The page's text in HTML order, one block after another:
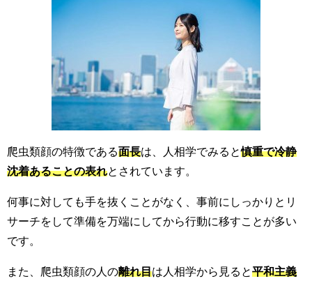
爬虫類顔の特徴である面長は、人相学でみると慎重で冷静
沈着あることの表れとされています。
何事に対しても手を抜くことがなく、事前にしっかりとリ
サーチをして準備を万端にしてから行動に移すことが多い
です。
また、爬虫類顔の人の離れ目は人相学から見ると平和主義